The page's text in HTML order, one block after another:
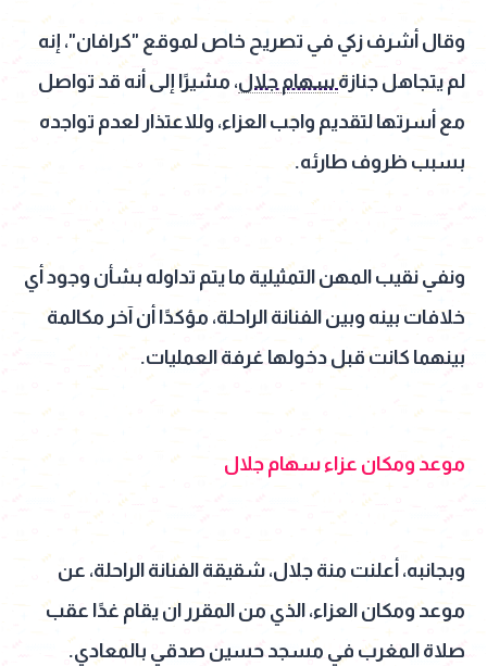
وقال أشرف زكي في تصريح خاص لموقع "كرافان"، إنه
لم يتجاهل جنازةسهام جلال، مشيرًا إلى أنه قد تواصل
مع أسرتها لتقديم واجب العزاء، وللاعتذار لعدم تواجده
بسبب ظروف طارئه.
ونفي نقيب المهن التمثيلية ما يتم تداوله بشأن وجود أي
خلافات بينه وبين الفنانة الراحلة، مؤكدًا أن آخر مكالمة
بينهما كانت قبل دخولها غرفة العمليات.
موعد ومكان عزاء سهام جلال
وبجانبه، أعلنت منة جلال، شقيقة الفنانة الراحلة، عن
موعد ومكان العزاء، الذي من المقرر ان يقام غدًا عقب
صلاة المغرب في مسجد حسين صدقي بالمعادي.